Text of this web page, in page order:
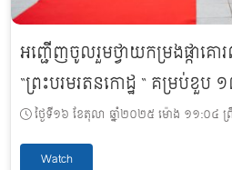
អញ្ជើញចូលរួមថ្វាយកម្រងផ្កាគោរ
“ព្រះបរមរតនកោដ្ឋ “ គម្រប់ខួប ១
ថ្ងៃទី១៦ ខែតុលា ឆ្នាំ២០២៥ ម៉ោង ១១:០៤ ព្
Watch